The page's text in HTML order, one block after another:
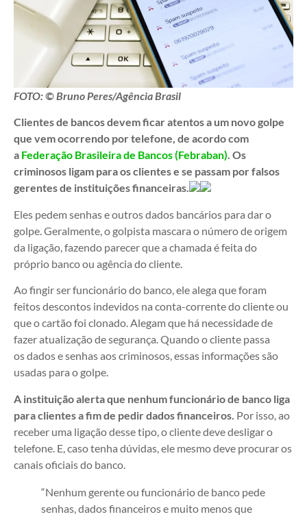
FOTO: © Bruno Peres/Agência Brasil
Clientes de bancos devem ficar atentos a um novo golpe
que vem ocorrendo por telefone, de acordo com
a Federação Brasileira de Bancos (Febraban). Os
criminosos ligam para os clientes e se passam por falsos
gerentes de instituições financeiras.
Eles pedem senhas e outros dados bancários para dar o
golpe. Geralmente, o golpista mascara o número de origem
da ligação, fazendo parecer que a chamada é feita do
próprio banco ou agência do cliente.
Ao fingir ser funcionário do banco, ele alega que foram
feitos descontos indevidos na conta-corrente do cliente ou
que o cartão foi clonado. Alegam que há necessidade de
fazer atualização de segurança. Quando o cliente passa
os dados e senhas aos criminosos, essas informações são
usadas para o golpe.
A instituição alerta que nenhum funcionário de banco liga
para clientes a fim de pedir dados financeiros. Por isso, ao
receber uma ligação desse tipo, o cliente deve desligar o
telefone. E, caso tenha dúvidas, ele mesmo deve procurar os
canais oficiais do banco.
“Nenhum gerente ou funcionário de banco pede
senhas, dados financeiros e muito menos que